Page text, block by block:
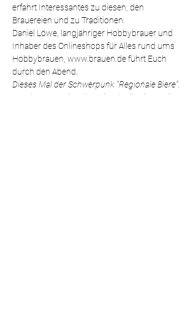
erfahrt Interessantes zu diesen, den
Brauereien und zu Traditionen.
Daniel Löwe, langjähriger Hobbybrauer und
Inhaber des Onlineshops für Alles rund ums
Hobbybrauen, www.brauen.de führt Euch
durch den Abend.
Dieses Mal der Schwerpunk "Regionale Biere".
Was kann reguionaler sein, als die Biere selbst